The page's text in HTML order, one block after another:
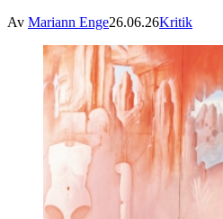
Av Mariann Enge26.06.26Kritik